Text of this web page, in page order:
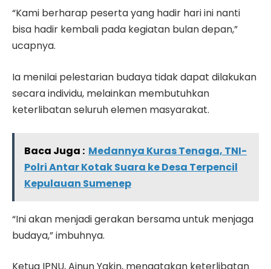
“Kami berharap peserta yang hadir hari ini nanti
bisa hadir kembali pada kegiatan bulan depan,”
ucapnya.
Ia menilai pelestarian budaya tidak dapat dilakukan
secara individu, melainkan membutuhkan
keterlibatan seluruh elemen masyarakat.
Baca Juga : Medannya Kuras Tenaga, TNI-
Polri Antar Kotak Suara ke Desa Terpencil
Kepulauan Sumenep
“Ini akan menjadi gerakan bersama untuk menjaga
budaya,” imbuhnya.